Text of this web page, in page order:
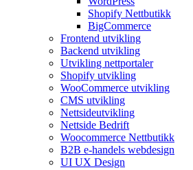
Shopify Nettbutikk
BigCommerce
Frontend utvikling
Backend utvikling
Utvikling nettportaler
Shopify utvikling
WooCommerce utvikling
CMS utvikling
Nettsideutvikling
Nettside Bedrift
Woocommerce Nettbutikk
B2B e-handels webdesign
UI UX Design